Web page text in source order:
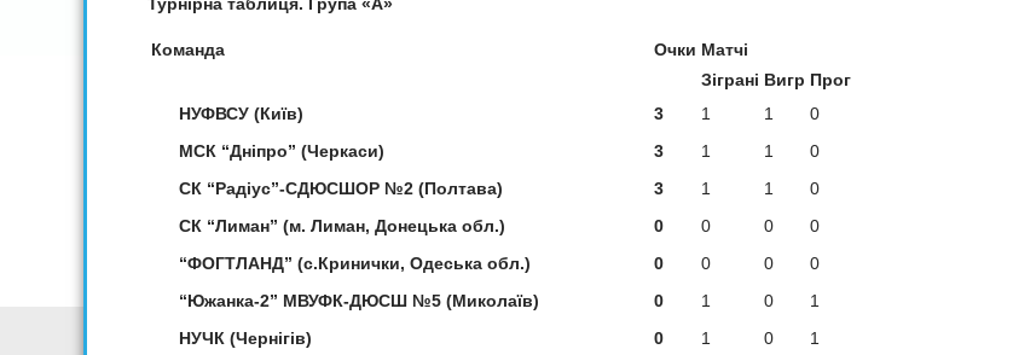
Команда Очки Матчі
Зіграні Вигр Прог
НУФВСУ (Київ) 3 1 1
0
МСК “Дніпро” (Черкаси) 3 1 1
0
СК “Радіус”-СДЮСШОР №2 (Полтава) 3 1 1
0
СК “Лиман” (м. Лиман, Донецька обл.) 0 0 0
0
“ФОГТЛАНД” (с.Кринички, Одеська обл.) 0 0 0
0
“Южанка-2” МВУФК-ДЮСШ №5 (Миколаїв) 0 1 0
1
НУЧК (Чернігів) 0 1 0 1